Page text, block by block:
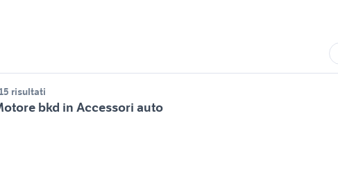
risultati
bkd in Accessori auto